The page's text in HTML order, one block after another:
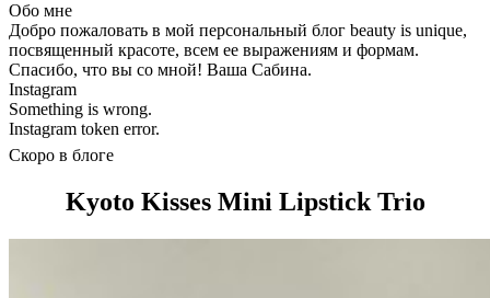
Обо мне
Добро пожаловать в мой персональный блог beauty is unique,
посвященный красоте, всем ее выражениям и формам.
Спасибо, что вы со мной! Ваша Сабина.
Instagram
Something is wrong.
Instagram token error.
Скоро в блоге
Kyoto Kisses Mini Lipstick Trio